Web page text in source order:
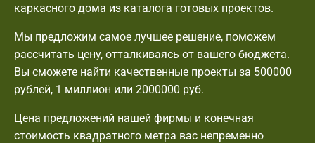
каркасного дома из каталога готовых проектов.
Мы предложим самое лучшее решение, поможем
рассчитать цену, отталкиваясь от вашего бюджета.
Вы сможете найти качественные проекты за 500000
рублей, 1 миллион или 2000000 руб.
Цена предложений нашей фирмы и конечная
стоимость квадратного метра вас непременно